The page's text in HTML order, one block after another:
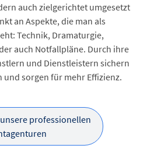
auch zielgerichtet umgesetzt
an Aspekte, die man als
Technik, Dramaturgie,
auch Notfallpläne. Durch ihre
und Dienstleistern sichern
sorgen für mehr Effizienz.
professionellen